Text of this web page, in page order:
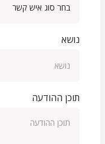
נושא
תוכן ההודעה